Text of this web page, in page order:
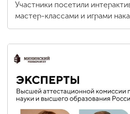
Участники посетили
мастер-классами и играми